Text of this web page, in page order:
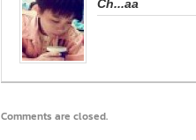
Ch...aa
Comments are closed.